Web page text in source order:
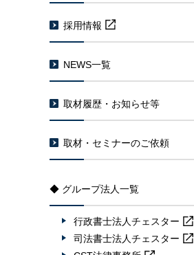
採用情報
NEWS一覧
取材履歴・お知らせ等
取材・セミナーのご依頼
◆ グループ法人一覧
行政書士法人チェスター
司法書士法人チェスター